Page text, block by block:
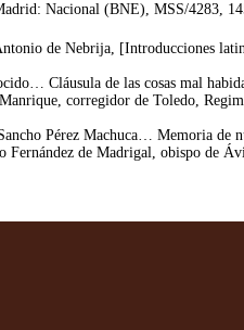
Nacional (BNE), MSS/4283,
de Nebrija, [Introducciones
Cláusula de las cosas mal
corregidor de Toledo,
Pérez Machuca… Memoria de
de Madrigal, obispo de